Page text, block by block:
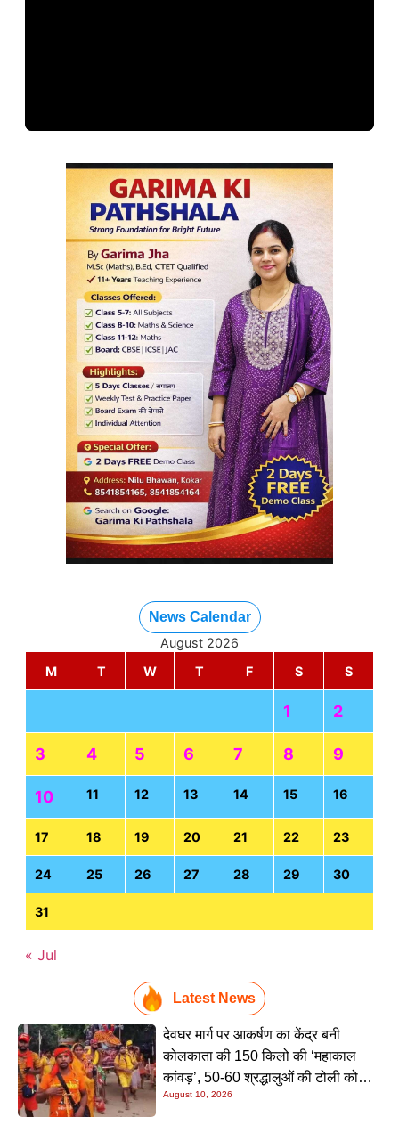
News Calendar
August 2026
M
T W T F S S
1 2
3 4 5 6 7 8 9
10 11 12 13 14 15 16
17 18 19 20 21 22 23
24 25 26 27 28 29 30
31
« Jul
Latest News
देवघर मार्ग पर आकर्षण का केंद्र बनी
कोलकाता की 150 किलो की ‘महाकाल
कांवड़’, 50-60 श्रद्धालुओं की टोली को
देखने उमड़ रही भारी भीड़
August 10, 2026